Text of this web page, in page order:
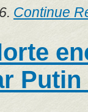
Continue
Putin